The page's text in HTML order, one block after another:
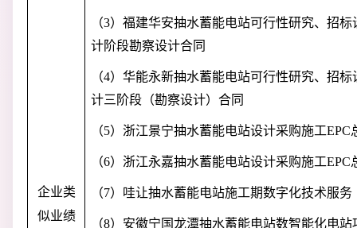
企业类
似业绩
（3）福建华安抽水蓄能电站可行性研究、招标
计阶段勘察设计合同
（4）华能永新抽水蓄能电站可行性研究、招标
计三阶段（勘察设计）合同
（5）浙江景宁抽水蓄能电站设计采购施工EPC
（6）浙江永嘉抽水蓄能电站设计采购施工EPC
（7）哇让抽水蓄能电站施工期数字化技术服务
（8）安徽宁国龙潭抽水蓄能电站数智能化电站